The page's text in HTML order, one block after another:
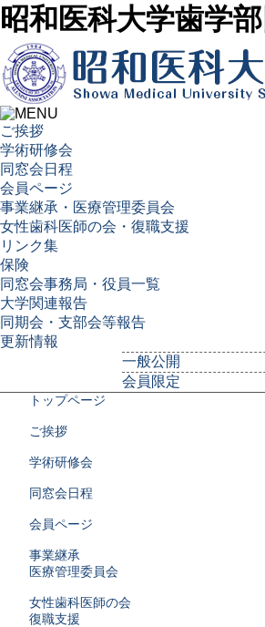
昭和医科大学歯学
ご挨拶
学術研修会
同窓会日程
会員ページ
事業継承・医療管理委員会
女性歯科医師の会・復職支援
リンク集
保険
同窓会事務局・役員一覧
大学関連報告
同期会・支部会等報告
更新情報
一般公開
会員限定
トップページ
ご挨拶
学術研修会
同窓会日程
会員ページ
事業継承
医療管理委員会
女性歯科医師の会
復職支援